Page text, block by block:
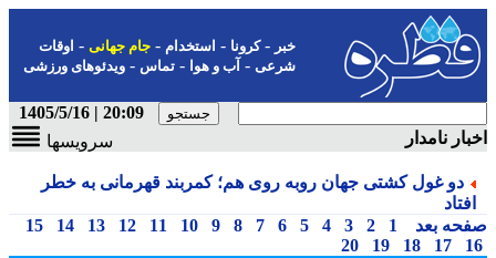
-کرونا-استخدام- جام جهانی-اوقات
شرعی-آب و هوا-تماس-ویدئوهای ورزشی
20:09 | 1405/5/16
نامدار
سرویسها
دو غول کشتی جهان روبه روی هم؛ کمربند قهرمانی به خطر
بعد
1
2
3
4
5
6
7
8
9
10
11
12
13
14
15
17
18
19
20